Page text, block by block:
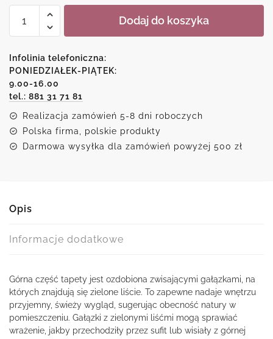
Fototapeta
pnące
Dodaj do koszyka
Infolinia telefoniczna:
PONIEDZIAŁEK-PIĄTEK:
9.00-16.00
tel.: 881 31 71 81
Realizacja zamówień 5-8 dni roboczych
Polska firma, polskie produkty
Darmowa wysyłka dla zamówień powyżej 500 zł
Opis
Informacje dodatkowe
Górna część tapety jest ozdobiona zwisającymi gałązkami, na
których znajdują się zielone liście. To zapewne nadaje wnętrzu
przyjemny, świeży wygląd, sugerując obecność natury w
pomieszczeniu. Gałązki z zielonymi liśćmi mogą sprawiać
wrażenie, jakby przechodziły przez sufit lub wisiały z górnej